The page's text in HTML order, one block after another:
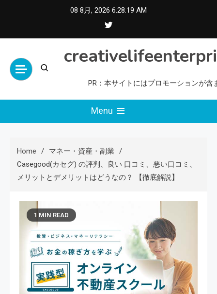
08 8月, 2026 6:28:20 AM
PR：本サイトにはプロモーションが含
Menu
Home
マネー・資産・副業
Casegood(カセグ) の評判、良い 口コミ、悪い口コミ、
メリットとデメリットはどうなの？ 【徹底解説】
1 MIN READ